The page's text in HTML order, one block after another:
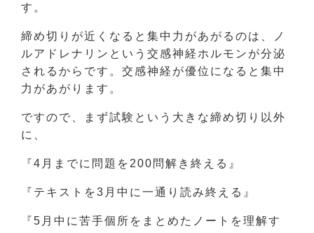
す。
締め切りが近くなると集中力があがるのは、ノ
ルアドレナリンという交感神経ホルモンが分泌
されるからです。交感神経が優位になると集中
力があがります。
ですので、まず試験という大きな締め切り以外
に、
『4月までに問題を200問解き終える』
『テキストを3月中に一通り読み終える』
『5月中に苦手個所をまとめたノートを理解す